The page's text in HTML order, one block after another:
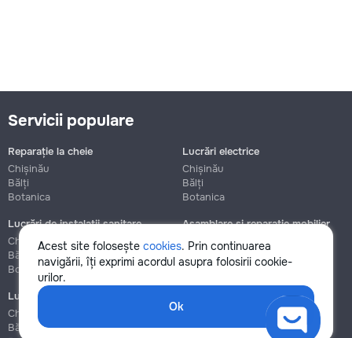
Acest site folosește cookies. Prin continuarea
navigării, îți exprimi acordul asupra folosirii cookie-
urilor.
Ok
Servicii populare
Reparație la cheie
Chișinău
Bălți
Botanica
Lucrări electrice
Chișinău
Bălți
Botanica
Lucrări de instalații sanitare
Chișinău
Bălți
Botanica
Asamblare și reparație mobilier
Chișinău
Botanica
Lucrări de construcție și instalare
Chișinău
Bălți